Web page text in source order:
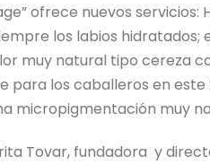
ofrece nuevos
los labios hidratados;
muy natural tipo cereza
para los caballeros en
micropigmentación muy
Tovar, fundadora y